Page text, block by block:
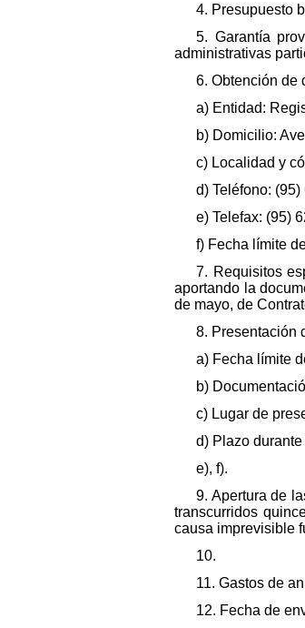
4. Presupuesto
5. Garantía
administrativas
6. Obtención de
a) Entidad:
b) Domicilio:
c) Localidad y
d) Teléfono: (95)
e) Telefax: (95)
f) Fecha límite
7. Requisitos
aportando la
de mayo, de
8. Presentación
a) Fecha límite
b)
c) Lugar de
d) Plazo
e), f).
9. Apertura de
transcurridos
causa imprevisible
10.
11. Gastos de
12. Fecha de